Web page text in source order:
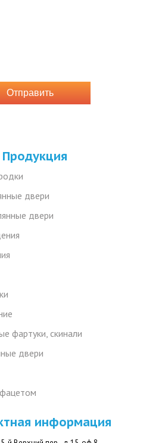
Продукция
двери
двери
фартуки, скинали
двери
информация